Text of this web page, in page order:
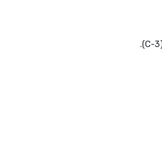
בישראל כחברה לתועלת הציבור בישראל (סעיף 46) ובארה"ב כארגון 501 (C-3).